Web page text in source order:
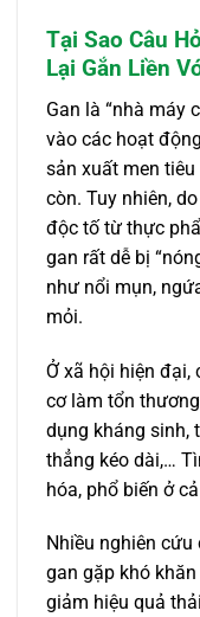
Tại Sao Câu
Lại Gắn Liền
Gan là “nhà máy
vào các hoạt
sản xuất men
còn. Tuy nhiên,
độc tố từ thực
gan rất dễ bị
như nổi mụn,
mỏi.
Ở xã hội hiện
cơ làm tổn
dụng kháng sinh,
thẳng kéo dài,…
hóa, phổ biến ở
Nhiều nghiên
gan gặp khó
giảm hiệu quả